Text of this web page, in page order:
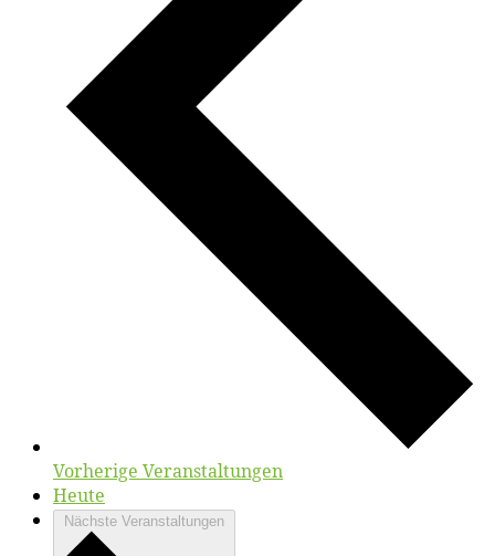
Vorherige Veranstaltungen
Heute
Nächste Veranstaltungen